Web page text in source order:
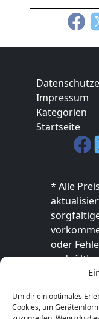
Um dir ein optimales
Cookies, um
Impressum
Kategorien
Startseite
* Alle
oder
Shop des